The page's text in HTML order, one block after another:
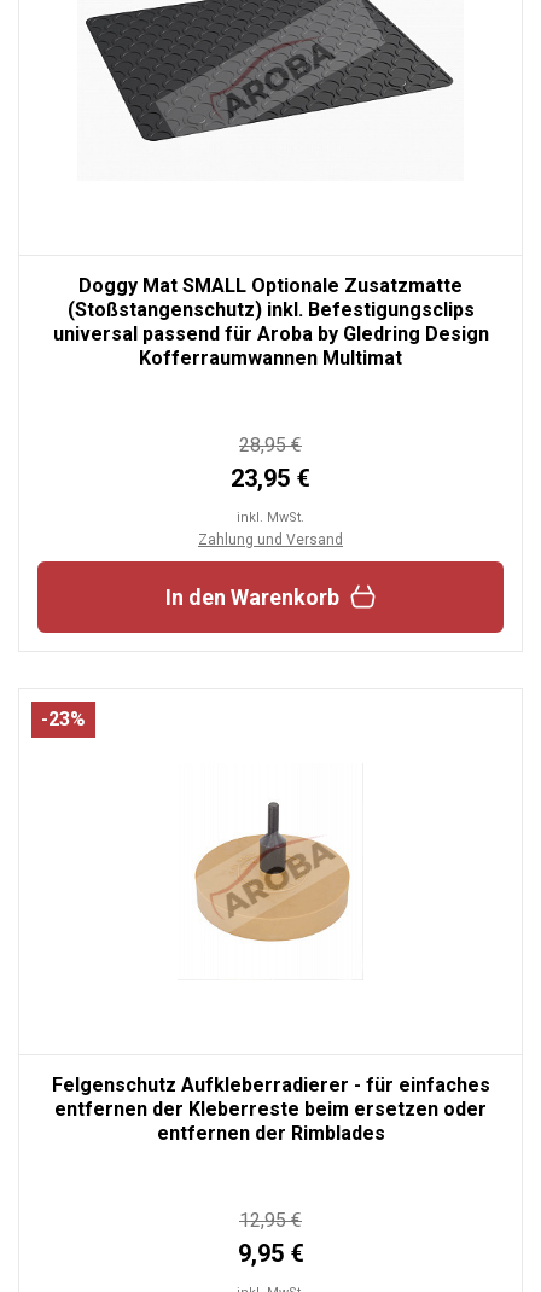
Doggy Mat SMALL Optionale Zusatzmatte
(Stoßstangenschutz) inkl. Befestigungsclips
universal passend für Aroba by Gledring Design
Kofferraumwannen Multimat
28,95 €
23,95 €
inkl. MwSt.
Zahlung und Versand
In den Warenkorb
-23%
Felgenschutz Aufkleberradierer - für einfaches
entfernen der Kleberreste beim ersetzen oder
entfernen der Rimblades
12,95 €
9,95 €